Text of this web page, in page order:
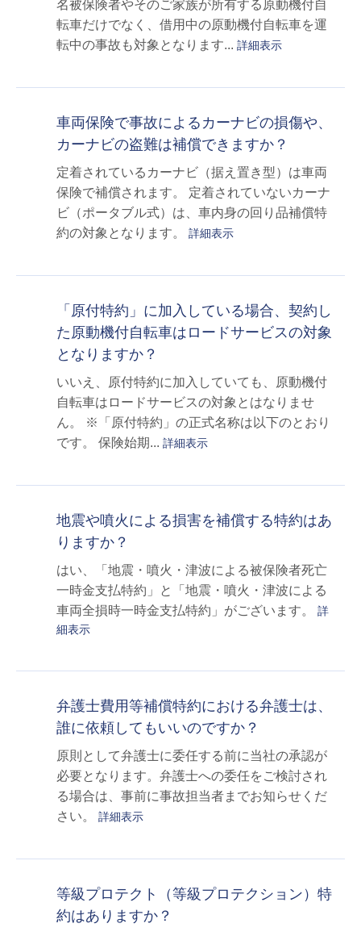
名被保険者やそのご家族が所有する原動機付自
転車だけでなく、借用中の原動機付自転車を運
転中の事故も対象となります... 詳細表示
車両保険で事故によるカーナビの損傷や、
カーナビの盗難は補償できますか？
定着されているカーナビ（据え置き型）は車両
保険で補償されます。 定着されていないカーナ
ビ（ポータブル式）は、車内身の回り品補償特
約の対象となります。 詳細表示
「原付特約」に加入している場合、契約し
た原動機付自転車はロードサービスの対象
となりますか？
いいえ、原付特約に加入していても、原動機付
自転車はロードサービスの対象とはなりませ
ん。 ※「原付特約」の正式名称は以下のとおり
です。 保険始期... 詳細表示
地震や噴火による損害を補償する特約はあ
りますか？
はい、「地震・噴火・津波による被保険者死亡
一時金支払特約」と「地震・噴火・津波による
車両全損時一時金支払特約」がございます。 詳
細表示
弁護士費用等補償特約における弁護士は、
誰に依頼してもいいのですか？
原則として弁護士に委任する前に当社の承認が
必要となります。弁護士への委任をご検討され
る場合は、事前に事故担当者までお知らせくだ
さい。 詳細表示
等級プロテクト（等級プロテクション）特
約はありますか？